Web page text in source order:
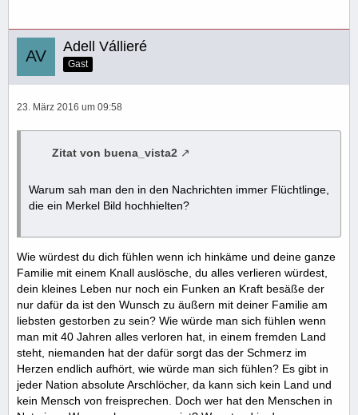
Adell Vállieré
Gast
23. März 2016 um 09:58
Zitat von buena_vista2
Warum sah man den in den Nachrichten immer Flüchtlinge,
die ein Merkel Bild hochhielten?
Wie würdest du dich fühlen wenn ich hinkäme und deine ganze
Familie mit einem Knall auslösche, du alles verlieren würdest,
dein kleines Leben nur noch ein Funken an Kraft besäße der
nur dafür da ist den Wunsch zu äußern mit deiner Familie am
liebsten gestorben zu sein? Wie würde man sich fühlen wenn
man mit 40 Jahren alles verloren hat, in einem fremden Land
steht, niemanden hat der dafür sorgt das der Schmerz im
Herzen endlich aufhört, wie würde man sich fühlen? Es gibt in
jeder Nation absolute Arschlöcher, da kann sich kein Land und
kein Mensch von freisprechen. Doch wer hat den Menschen in